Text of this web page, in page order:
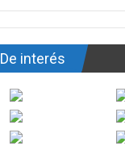
De interés